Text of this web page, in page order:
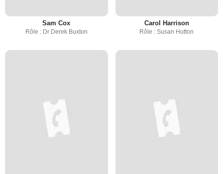
Sam Cox
Rôle : Dr Derek Buxton
Carol Harrison
Rôle : Susan Hutton